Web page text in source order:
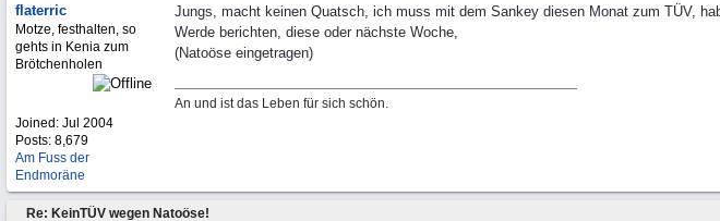
flaterric
Motze, festhalten, so
gehts in Kenia zum
Brötchenholen
Joined: Jul 2004
Posts: 8,679
Am Fuss der
Endmoräne
Jungs, macht keinen Quatsch, ich muss mit dem Sankey diesen Monat zum TÜV,
Werde berichten, diese oder nächste Woche,
(Natoöse eingetragen)
An und ist das Leben für sich schön.
Re: KeinTÜV wegen Natoöse!